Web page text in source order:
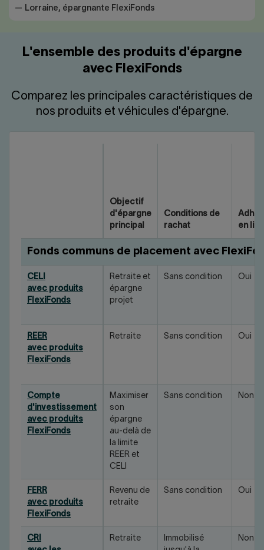
— Lorraine, épargnante FlexiFonds
L'ensemble des produits d'épargne
avec FlexiFonds
Comparez les principales caractéristiques de
nos produits et véhicules d'épargne.
Objectif
d'épargne
principal
Conditions de
rachat
en
Fonds communs de placement avec
CELI
avec produits
FlexiFonds
Retraite et
épargne
projet
Sans condition Oui
REER
avec produits
FlexiFonds
Retraite Sans condition Oui
Compte
d'investissement
avec produits
FlexiFonds
Maximiser
son
épargne
au-delà de
la limite
REER et
CELI
Sans condition Non
FERR
avec produits
FlexiFonds
Revenu de
retraite
Sans condition Oui
CRI
Retraite
Immobilisé
Non